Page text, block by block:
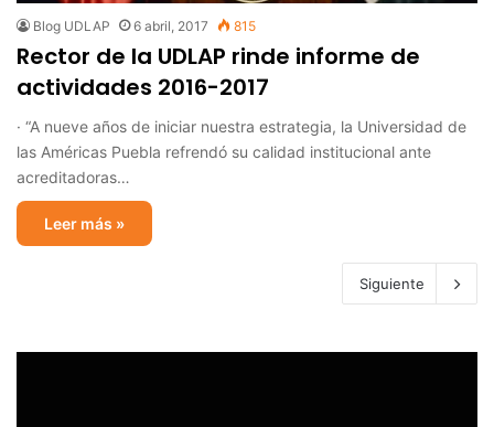
Blog UDLAP 6 abril, 2017 815
Rector de la UDLAP rinde informe de
actividades 2016-2017
· “A nueve años de iniciar nuestra estrategia, la Universidad de
las Américas Puebla refrendó su calidad institucional ante
acreditadoras…
Leer más »
Siguiente